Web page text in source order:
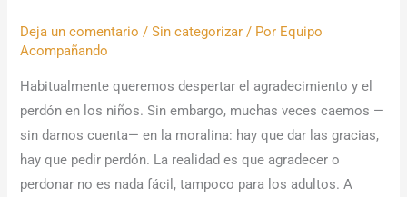
Deja un comentario /Sin categorizar / Por Equipo
Acompañando
Habitualmente queremos despertar el agradecimiento y el
perdón en los niños. Sin embargo, muchas veces caemos —
sin darnos cuenta— en la moralina: hay que dar las gracias,
hay que pedir perdón. La realidad es que agradecer o
perdonar no es nada fácil, tampoco para los adultos. A